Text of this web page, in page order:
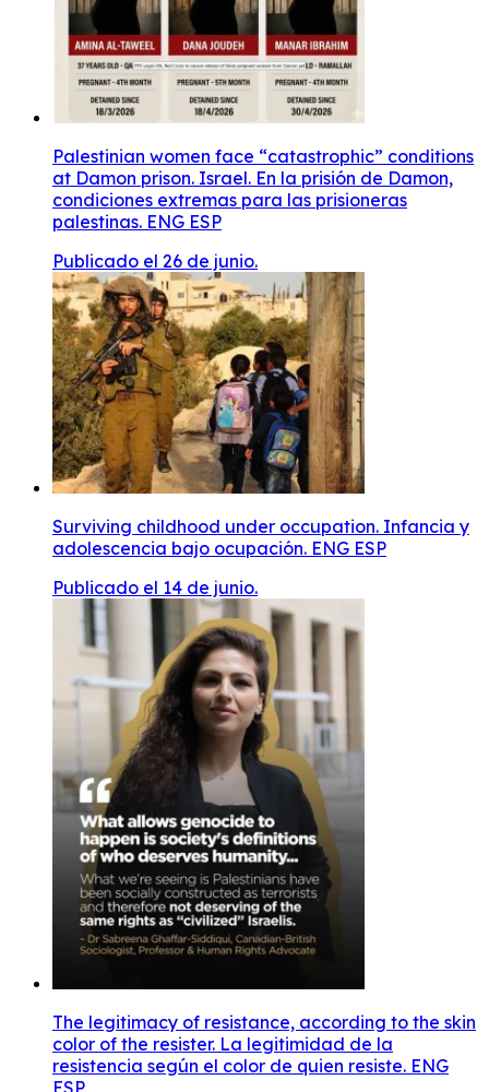
Palestinian women face “catastrophic” conditions
at Damon prison. Israel. En la prisión de Damon,
condiciones extremas para las prisioneras
palestinas. ENG ESP
Publicado el 26 de junio.
Surviving childhood under occupation. Infancia y
adolescencia bajo ocupación. ENG ESP
Publicado el 14 de junio.
The legitimacy of resistance, according to the skin
color of the resister. La legitimidad de la
resistencia según el color de quien resiste. ENG
ESP